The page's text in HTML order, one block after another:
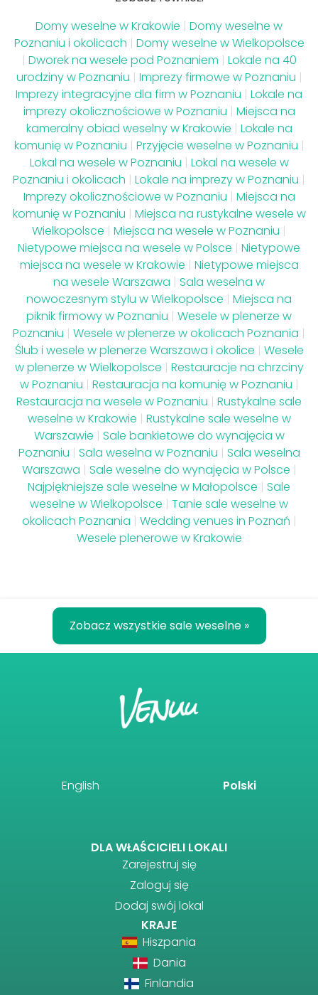
Domy weselne w Krakowie | Domy weselne w
Poznaniu i okolicach | Domy weselne w Wielkopolsce
| Dworek na wesele pod Poznaniem | Lokale na 40
urodziny w Poznaniu | Imprezy firmowe w Poznaniu |
Imprezy integracyjne dla firm w Poznaniu | Lokale na
imprezy okolicznościowe w Poznaniu | Miejsca na
kameralny obiad weselny w Krakowie | Lokale na
komunię w Poznaniu | Przyjęcie weselne w Poznaniu |
Lokal na wesele w Poznaniu | Lokal na wesele w
Poznaniu i okolicach | Lokale na imprezy w Poznaniu |
Imprezy okolicznościowe w Poznaniu | Miejsca na
komunię w Poznaniu | Miejsca na rustykalne wesele w
Wielkopolsce | Miejsca na wesele w Poznaniu |
Nietypowe miejsca na wesele w Polsce | Nietypowe
miejsca na wesele w Krakowie | Nietypowe miejsca
na wesele Warszawa | Sala weselna w
nowoczesnym stylu w Wielkopolsce | Miejsca na
piknik firmowy w Poznaniu | Wesele w plenerze w
Poznaniu | Wesele w plenerze w okolicach Poznania |
Ślub i wesele w plenerze Warszawa i okolice | Wesele
w plenerze w Wielkopolsce | Restauracje na chrzciny
w Poznaniu | Restauracja na komunię w Poznaniu |
Restauracja na wesele w Poznaniu | Rustykalne sale
weselne w Krakowie | Rustykalne sale weselne w
Warszawie | Sale bankietowe do wynajęcia w
Poznaniu | Sala weselna w Poznaniu | Sala weselna
Warszawa | Sale weselne do wynajęcia w Polsce |
Najpiękniejsze sale weselne w Małopolsce | Sale
weselne w Wielkopolsce | Tanie sale weselne w
okolicach Poznania | Wedding venues in Poznań |
Wesele plenerowe w Krakowie
Zobacz wszystkie sale weselne »
English Polski
DLA WŁAŚCICIELI LOKALI
Zarejestruj się
Zaloguj się
Dodaj swój lokal
KRAJE
Hiszpania
Dania
Finlandia